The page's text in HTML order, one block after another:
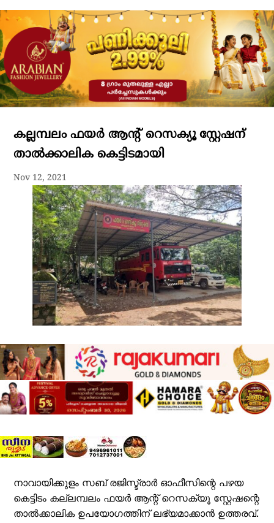
കല്ലമ്പലം ഫയർ ആന്റ് റെസക്യൂ സ്റ്റേഷന്
താൽക്കാലിക കെട്ടിടമായി
Nov 12, 2021
നാവായിക്കുളം സബ് രജിസ്ട്രാർ ഓഫീസിന്റെ പഴയ
കെട്ടിടം കല്ലമ്പലം ഫയർ ആന്റ് റെസക്യൂ സ്റ്റേഷന്റെ
താൽക്കാലിക ഉപയോഗത്തിന് ലഭ്യമാക്കാൻ ഉത്തരവ്.